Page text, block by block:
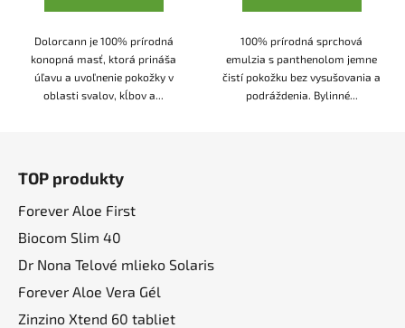
Dolorcann je 100% prírodná
konopná masť, ktorá prináša
úľavu a uvoľnenie pokožky v
oblasti svalov, kĺbov a...
100% prírodná sprchová
emulzia s panthenolom jemne
čistí pokožku bez vysušovania a
podráždenia. Bylinné...
TOP produkty
Forever Aloe First
Biocom Slim 40
Dr Nona Telové mlieko Solaris
Forever Aloe Vera Gél
Zinzino Xtend 60 tabliet